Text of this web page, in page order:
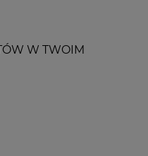
W TWOIM